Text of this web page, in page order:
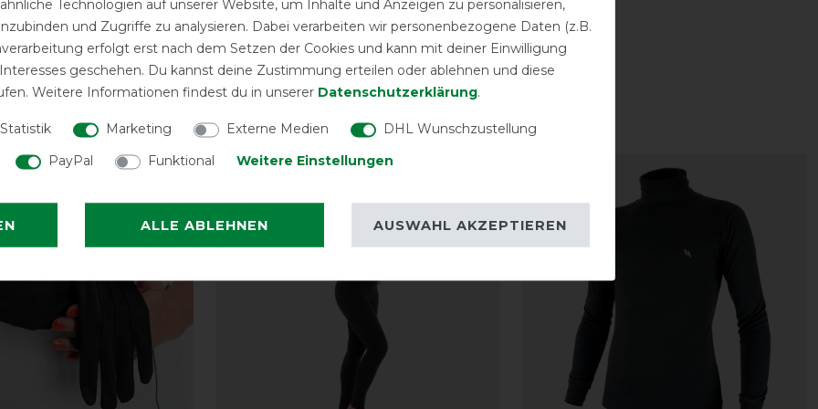
Technologien auf unserer Website, um Inhalte und Anzeigen zu personalisieren,
und Zugriffe zu analysieren. Dabei verarbeiten wir personenbezogene Daten (z.B.
erfolgt erst nach dem Setzen der Cookies und kann mit deiner Einwilligung
geschehen. Du kannst deine Zustimmung erteilen oder ablehnen und diese
Weitere Informationen findest du in unserer Daten­schutz­erklärung.
Statistik Marketing Externe Medien
DHL Wunschzustellung
PayPal
Funktional Weitere Einstellungen
ALLE ABLEHNEN AUSWAHL AKZEPTIEREN